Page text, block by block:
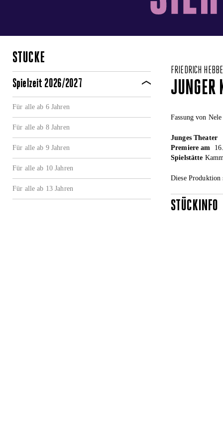
STÜCKE
Spielzeit 2026/2027
Für alle ab 6 Jahren
Für alle ab 8 Jahren
Für alle ab 9 Jahren
Für alle ab 10 Jahren
Für alle ab 13 Jahren
FRIEDRICH
JUNGER
Fassung von
Junges Theater
Premiere am
Spielstätte
Diese
STÜCKINFO